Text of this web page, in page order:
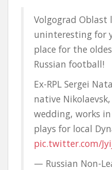
Volgograd Oblast
uninteresting for
place for the
Russian football!
Ex-RPL Sergei
native
wedding, works
plays for local
pic.twitter.com/
— Russian Non-